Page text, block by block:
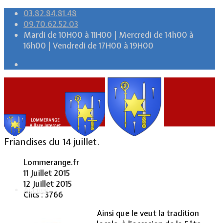
03.82.84.81.48
09.70.62.52.03
Mardi de 10H00 à 11H00 | Mercredi de 14h00 à
16h00 | Vendredi de 17H00 à 19H00
Accueil
Friandises du 14 juillet.
Lommerange.fr
11 Juillet 2015
12 Juillet 2015
Clics : 3766
Ainsi que le veut la tradition